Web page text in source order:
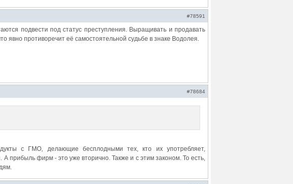
#78591
подвести под статус преступления. Выращивать и продавать
явно противоречит её самостоятельной судьбе в знаке Водолея.
#78684
с ГМО, делающие бесплодными тех, кто их употребляет,
прибыль фирм - это уже вторично. Также и с этим законом. То есть,